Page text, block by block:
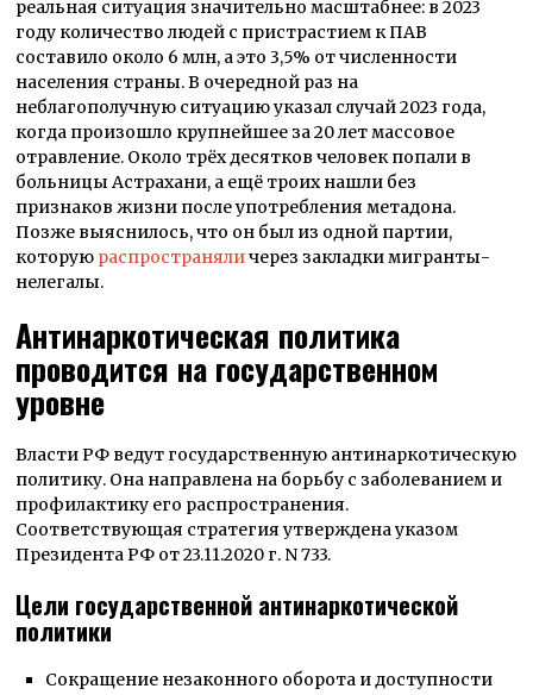
реальная ситуация значительно масштабнее: в 2023
году количество людей с пристрастием к ПАВ
составило около 6 млн, а это 3,5% от численности
населения страны. В очередной раз на
неблагополучную ситуацию указал случай 2023 года,
когда произошло крупнейшее за 20 лет массовое
отравление. Около трёх десятков человек попали в
больницы Астрахани, а ещё троих нашли без
признаков жизни после употребления метадона.
Позже выяснилось, что он был из одной партии,
которую распространяличерез закладки мигранты-
нелегалы.
Антинаркотическая политика
проводится на государственном
уровне
Власти РФ ведут государственную антинаркотическую
политику. Она направлена на борьбу с заболеванием и
профилактику его распространения.
Соответствующая стратегия утверждена указом
Президента РФ от 23.11.2020 г. N 733.
Цели государственной антинаркотической
политики
Сокращение незаконного оборота и доступности